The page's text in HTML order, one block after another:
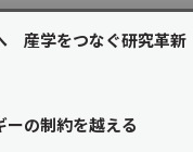
産学をつなぐ研究革新
ーの制約を越える